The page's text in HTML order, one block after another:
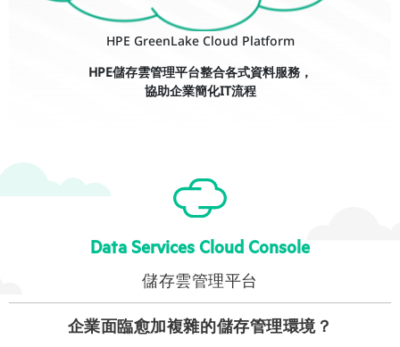
HPE GreenLake Cloud Platform
HPE儲存雲管理平台整合各式資料服務，
協助企業簡化IT流程
Data Services Cloud Console
儲存雲管理平台
企業面臨愈加複雜的儲存管理環境？